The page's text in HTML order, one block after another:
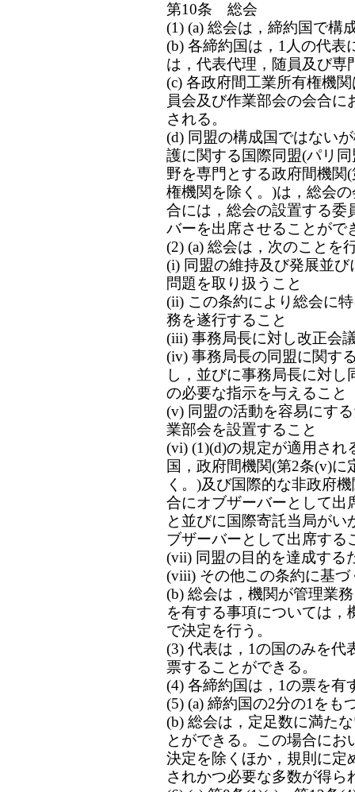
第10条 総会
(1) (a) 総会は，締約国で構
(b) 各締約国は，1人の代表
は，代表代理，随員及び専
(c) 各政府間工業所有権機
員会及び作業部会の会合
される。
(d) 同盟の構成国ではない
護に関する国際同盟(パリ
野を専門とする政府間機関
権機関を除く。)は，総会
合には，総会の設置する委
バーを出席させることがで
(2) (a) 総会は，次のことを
(i) 同盟の維持及び発展並
問題を取り扱うこと
(ii) この条約により総会に
務を遂行すること
(iii) 事務局長に対し改正会
(iv) 事務局長の同盟に関す
し，並びに事務局長に対
の必要な指示を与えること
(v) 同盟の活動を容易にす
業部会を設置すること
(vi) (1)(d)の規定が適用さ
国，政府間機関(第2条(v)
く。)及び国際的な非政府
合にオブザーバーとして出
と並びに国際寄託当局が
ブザーバーとして出席する
(vii) 同盟の目的を達成する
(viii) その他この条約に基
(b) 総会は，機関が管理業
を有する事項については
で決定を行う。
(3) 代表は，1の国のみを代
票することができる。
(4) 各締約国は，1の票を有
(5) (a) 締約国の2分の1をも
(b) 総会は，定足数に満た
とができる。この場合に
決定を除くほか，規則に定
されかつ必要な多数が得ら